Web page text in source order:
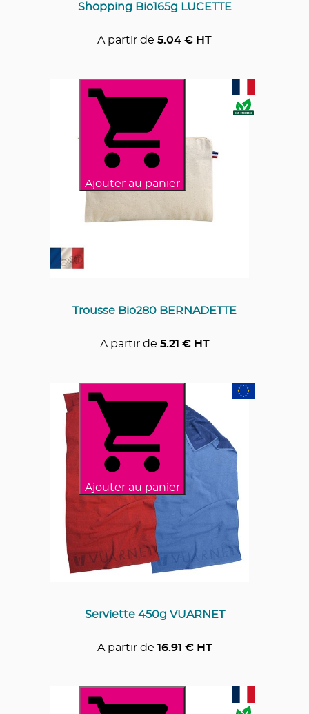
Shopping Bio165g LUCETTE
A partir de 5.04 € HT
Ajouter au panier
Trousse Bio280 BERNADETTE
A partir de 5.21 € HT
Ajouter au panier
Serviette 450g VUARNET
A partir de 16.91 € HT